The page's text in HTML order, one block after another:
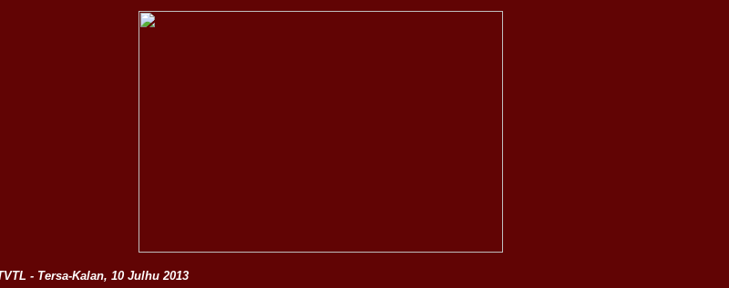
- Tersa-Kalan, 10 Julhu 2013